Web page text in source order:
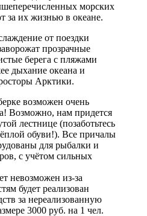
морских
за их жизнью в океане.
от поездки
прозрачные
берега с пляжами
дыхание океана и
Арктики.
возможен очень
Возможно, нам придется
лестнице (позаботьтесь
обуви!). Все причалы
для рыбалки и
с учётом сильных
невозможен из-за
будет реализован
за нереализованную
3000 руб. на 1 чел.